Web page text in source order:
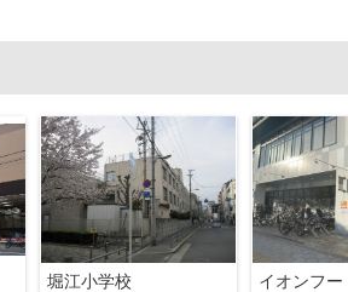
堀江小学校